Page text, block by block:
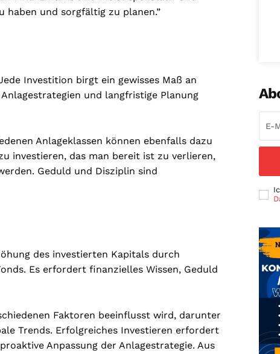
haben und sorgfältig zu planen.”
Investition birgt ein gewisses Maß an
und langfristige Planung
Anlageklassen können ebenfalls dazu
investieren, das man bereit ist zu verlieren,
Geduld und Disziplin sind
des investierten Kapitals durch
Es erfordert finanzielles Wissen, Geduld
Faktoren beeinflusst wird, darunter
Trends. Erfolgreiches Investieren erfordert
Anpassung der Anlagestrategie. Aus